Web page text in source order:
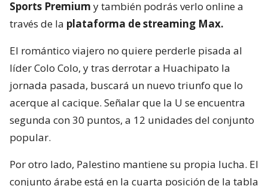
Sports Premium y también podrás verlo online a
través de la plataforma de streaming Max.
El romántico viajero no quiere perderle pisada al
líder Colo Colo, y tras derrotar a Huachipato la
jornada pasada, buscará un nuevo triunfo que lo
acerque al cacique. Señalar que la U se encuentra
segunda con 30 puntos, a 12 unidades del conjunto
popular.
Por otro lado, Palestino mantiene su propia lucha. El
conjunto árabe está en la cuarta posición de la tabla